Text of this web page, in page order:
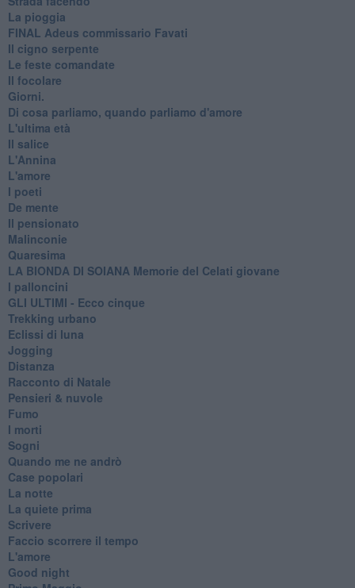
La pioggia
FINAL Adeus commissario Favati
Il cigno serpente
Le feste comandate
Il focolare
Giorni.
Di cosa parliamo, quando parliamo d'amore
L'ultima età
Il salice
L'Annina
L'amore
I poeti
De mente
Il pensionato
Malinconie
Quaresima
LA BIONDA DI SOIANA Memorie del Celati giovane
I palloncini
GLI ULTIMI - Ecco cinque
Trekking urbano
Eclissi di luna
Jogging
Distanza
Racconto di Natale
Pensieri & nuvole
Fumo
I morti
Sogni
Quando me ne andrò
Case popolari
La notte
La quiete prima
Scrivere
Faccio scorrere il tempo
L'amore
Good night